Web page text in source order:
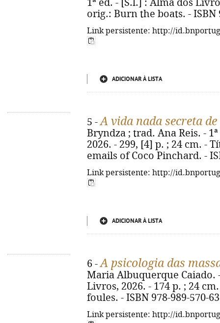
1ª ed. - [S.l.] : Alma dos
orig.: Burn the boats. - ISBN
Link persistente: http://
ADICIONAR À LISTA
5 -A vida nada secreta
Bryndza ; trad. Ana Reis. -
2026. - 299, [4] p. ; 24 cm. -
emails of Coco Pinchard. -
Link persistente: http://
ADICIONAR À LISTA
6 -A psicologia das
Maria Albuquerque Caiado.
Livros, 2026. - 174 p. ; 24
foules. - ISBN 978-989-570-
Link persistente: http://